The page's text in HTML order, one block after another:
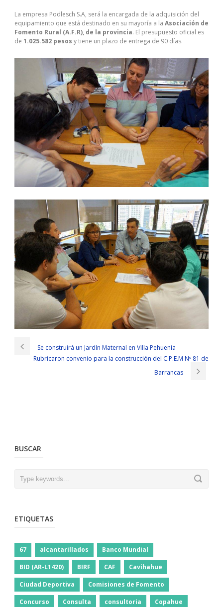
La empresa Podlesch S.A, será la encargada de la adquisición del
equipamiento que está destinado en su mayoría a la Asociación de
Fomento Rural (A.F.R), de la provincia. El presupuesto oficial es
de 1.025.582 pesos y tiene un plazo de entrega de 90 días.
Se construirá un Jardín Maternal en Villa Pehuenia
Rubricaron convenio para la construcción del C.P.E.M Nº 81 de
Barrancas
BUSCAR
ETIQUETAS
67 alcantarillados Banco Mundial
BID (AR-L1420) BIRF CAF Cavihahue
Ciudad Deportiva Comisiones de Fomento
Concurso Consulta consultoria Copahue